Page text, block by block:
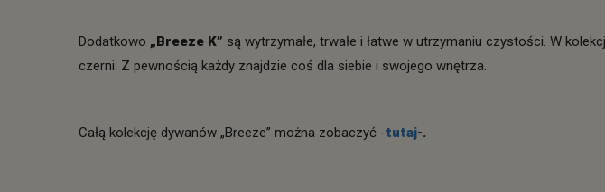
Dodatkowo „Breeze K” są wytrzymałe, trwałe i łatwe w utrzymaniu czystości. W
czerni. Z pewnością każdy znajdzie coś dla siebie i swojego wnętrza.
Całą kolekcję dywanów „Breeze” można zobaczyć -tutaj-.